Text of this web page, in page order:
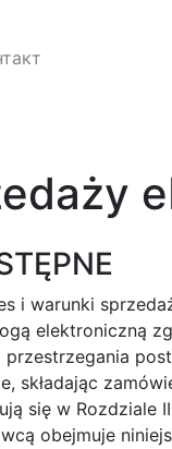
i warunki
elektroniczną
składając
się w Rozdziale
obejmuje